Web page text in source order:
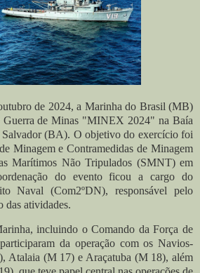
de 2024, a Marinha do Brasil (MB)
Guerra de Minas "MINEX 2024" na Baía
Salvador (BA). O objetivo do exercício foi
Minagem e Contramedidas de Minagem
Marítimos Não Tripulados (SMNT) em
do evento ficou a cargo do
Naval (Com2ºDN), responsável pelo
das atividades.
incluindo o Comando da Força de
da operação com os Navios-
Atalaia (M 17) e Araçatuba (M 18), além